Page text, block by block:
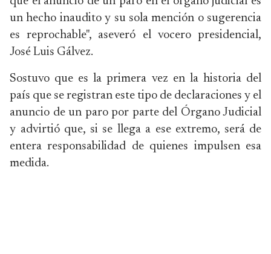
un hecho inaudito y su sola mención o sugerencia
es reprochable", aseveró el vocero presidencial,
José Luis Gálvez.
Sostuvo que es la primera vez en la historia del
país que se registran este tipo de declaraciones y el
anuncio de un paro por parte del Órgano Judicial
y advirtió que, si se llega a ese extremo, será de
entera responsabilidad de quienes impulsen esa
medida.